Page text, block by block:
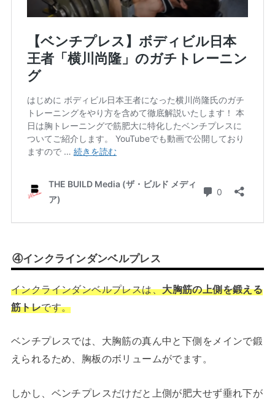
④インクラインダンベルプレス
インクラインダンベルプレスは、大胸筋の上側を鍛える
筋トレです。
ベンチプレスでは、大胸筋の真ん中と下側をメインで鍛
えられるため、胸板のボリュームがでます。
しかし、ベンチプレスだけだと上側が肥大せず垂れ下が